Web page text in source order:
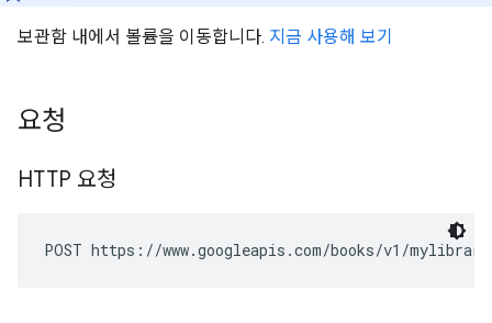
보관함 내에서 볼륨을 이동합니다. 지금 사용해 보기
요청
HTTP 요청
POST https://www.googleapis.com/books/v1/